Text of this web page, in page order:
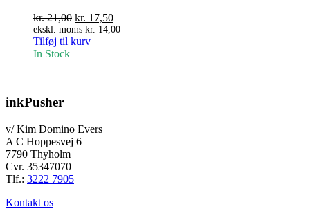
kr.21,00 Den
oprindelige
pris
kr. 17,50Den
aktuelle
ekskl. moms kr. 14,00
Tilføj til kurv
In Stock
inkPusher
v/ Kim Domino Evers
A C Hoppesvej 6
7790 Thyholm
Cvr. 35347070
Tlf.: 3222 7905
Kontakt os